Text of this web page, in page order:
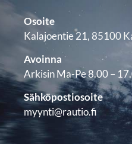
Osoite
Kalajoentie 21, 85100
Avoinna
Arkisin Ma-Pe 8.00 –
Sähköpostiosoite
myynti@rautio.fi